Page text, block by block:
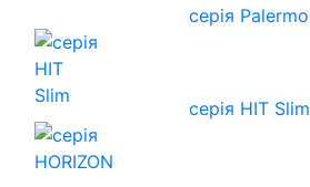
серія Palermo
серія HIT Slim